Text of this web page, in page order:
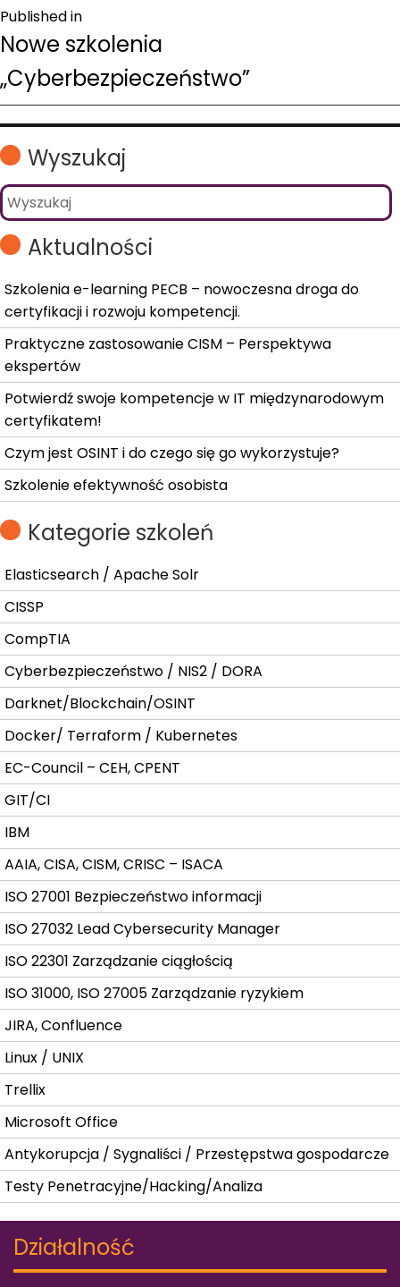
Nawigacja
wpisu
Published in
Nowe szkolenia
„Cyberbezpieczeństwo”
Wyszukaj
Aktualności
Szkolenia e-learning PECB – nowoczesna droga do
certyfikacji i rozwoju kompetencji.
Praktyczne zastosowanie CISM – Perspektywa
ekspertów
Potwierdź swoje kompetencje w IT międzynarodowym
certyfikatem!
Czym jest OSINT i do czego się go wykorzystuje?
Szkolenie efektywność osobista
Kategorie szkoleń
Elasticsearch / Apache Solr
CISSP
CompTIA
Cyberbezpieczeństwo / NIS2 / DORA
Darknet/Blockchain/OSINT
Docker/ Terraform / Kubernetes
EC-Council – CEH, CPENT
GIT/CI
IBM
AAIA, CISA, CISM, CRISC – ISACA
ISO 27001 Bezpieczeństwo informacji
ISO 27032 Lead Cybersecurity Manager
ISO 22301 Zarządzanie ciągłością
ISO 31000, ISO 27005 Zarządzanie ryzykiem
JIRA, Confluence
Linux / UNIX
Trellix
Microsoft Office
Antykorupcja / Sygnaliści / Przestępstwa gospodarcze
Testy Penetracyjne/Hacking/Analiza
Działalność